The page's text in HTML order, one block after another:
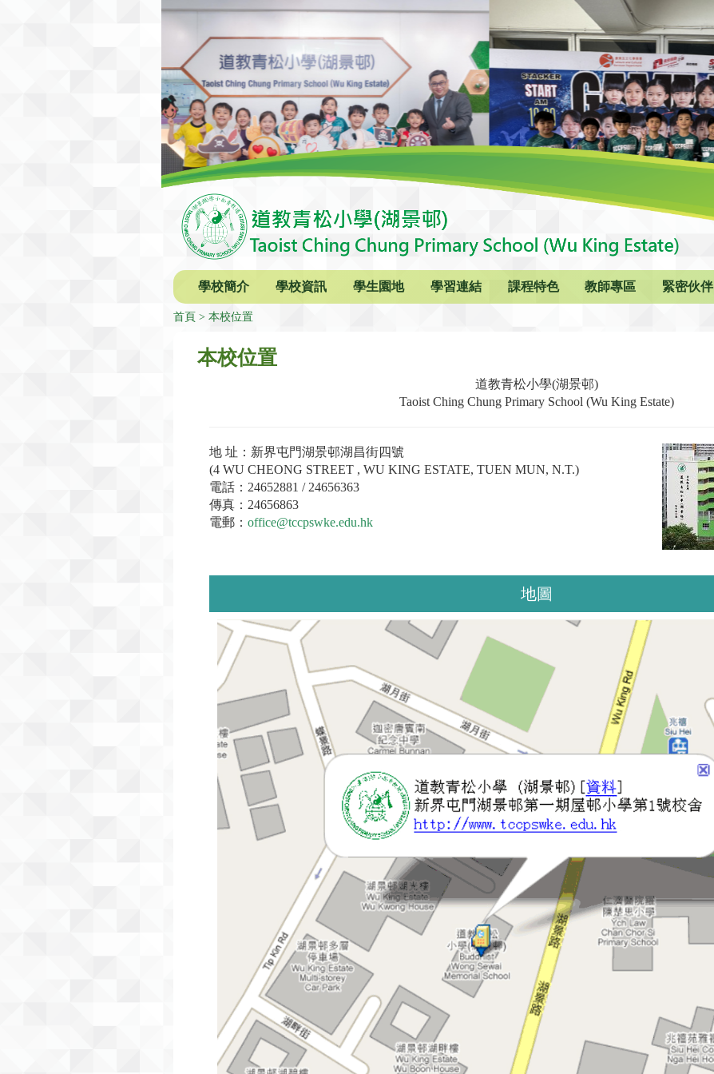
學校簡介 學校資訊 學生園地 學習連結 課程特色 教師專區 緊密伙伴
首頁 本校位置
本校位置
道教青松小學(湖景邨)
Taoist Ching Chung Primary School (Wu King Estate)
地 址：新界屯門湖景邨湖昌街四號
(4 WU CHEONG STREET , WU KING ESTATE, TUEN MUN, N.T.)
電話：24652881 / 24656363
傳真：24656863
電郵： office@tccpswke.edu.hk
地圖